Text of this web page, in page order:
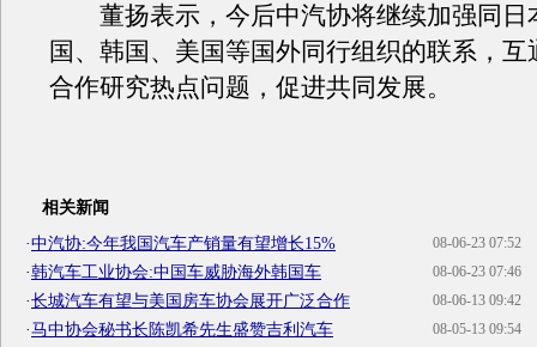
董扬表示，今后中汽协将继续加强同日
国、韩国、美国等国外同行组织的联系，互
合作研究热点问题，促进共同发展。
相关新闻
08-06-23 07:52
·中汽协:今年我国汽车产销量有望增长15%
08-06-23 07:46
·韩汽车工业协会:中国车威胁海外韩国车
08-06-13 09:42
·长城汽车有望与美国房车协会展开广泛合作
08-05-13 09:54
·马中协会秘书长陈凯希先生盛赞吉利汽车